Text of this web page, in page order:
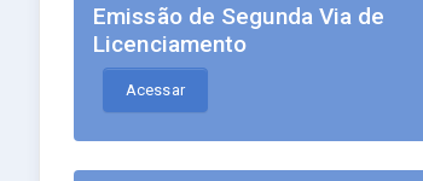
Emissão de Segunda Via de
Licenciamento
Acessar